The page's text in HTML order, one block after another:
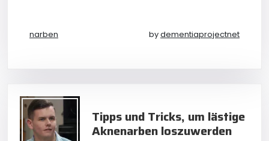
narben bydementiaprojectnet
Tipps und Tricks, um lästige
Aknenarben loszuwerden